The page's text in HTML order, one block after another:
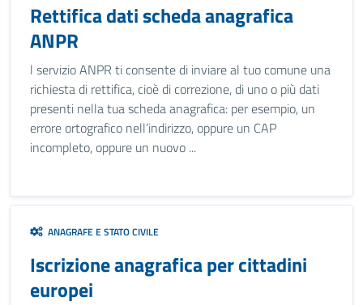
Rettifica dati scheda anagrafica
ANPR
l servizio ANPR ti consente di inviare al tuo comune una
richiesta di rettifica, cioè di correzione, di uno o più dati
presenti nella tua scheda anagrafica: per esempio, un
errore ortografico nell’indirizzo, oppure un CAP
incompleto, oppure un nuovo ...
ANAGRAFE E STATO CIVILE
Iscrizione anagrafica per cittadini
europei